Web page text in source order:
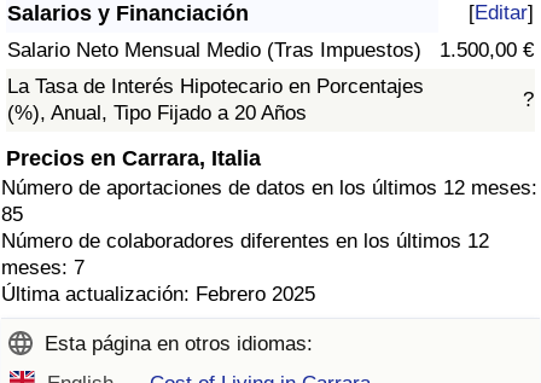
Salarios y Financiación [Editar]
Salario Neto Mensual Medio (Tras Impuestos)
1.500,00 €
La Tasa de Interés Hipotecario en Porcentajes
(%), Anual, Tipo Fijado a 20 Años
?
Precios en Carrara, Italia
Número de aportaciones de datos en los últimos 12 meses:
85
Número de colaboradores diferentes en los últimos 12
meses: 7
Última actualización: Febrero 2025
Esta página en otros idiomas: